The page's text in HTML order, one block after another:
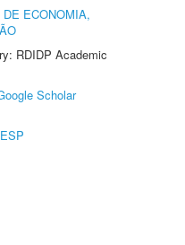
DE ECONOMIA,
RDIDP Academic
Scholar